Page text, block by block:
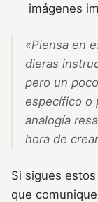
imágenes
«Piensa en
dieras
pero un
específico o
analogía
hora de
Si sigues
que